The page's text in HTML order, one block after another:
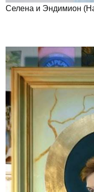
Селена и Эндимион